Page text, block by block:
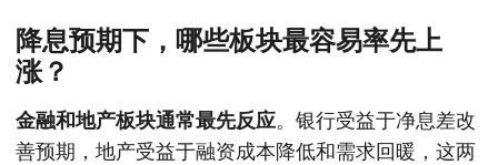
降息预期下，哪些板块最容易率先上
涨？
金融和地产板块通常最先反应。银行受益于净息差改
善预期，地产受益于融资成本降低和需求回暖，这两